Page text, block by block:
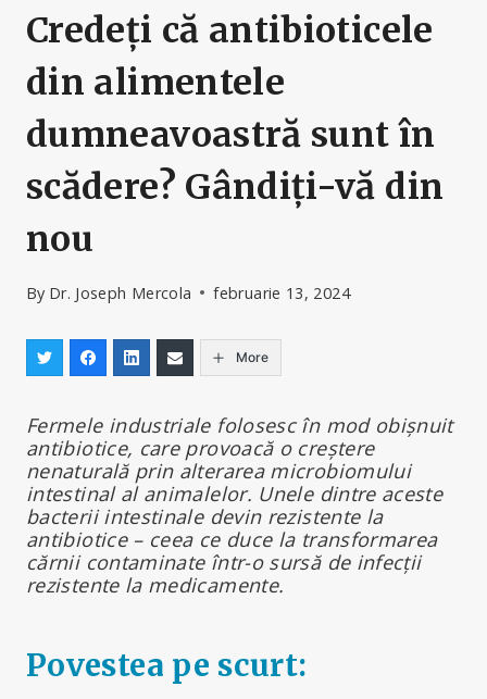
Credeți că antibioticele
din alimentele
dumneavoastră sunt în
scădere? Gândiți-vă din
nou
By Dr. Joseph Mercola februarie 13, 2024
More
Fermele industriale folosesc în mod obișnuit
antibiotice, care provoacă o creștere
nenaturală prin alterarea microbiomului
intestinal al animalelor. Unele dintre aceste
bacterii intestinale devin rezistente la
antibiotice – ceea ce duce la transformarea
cărnii contaminate într-o sursă de infecții
rezistente la medicamente.
Povestea pe scurt: